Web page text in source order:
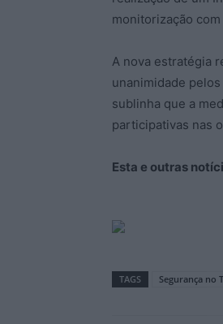
monitorização
A nova estratégia
unanimidade
sublinha que a
participativas nas
Esta e outras
TAGS Segurança no